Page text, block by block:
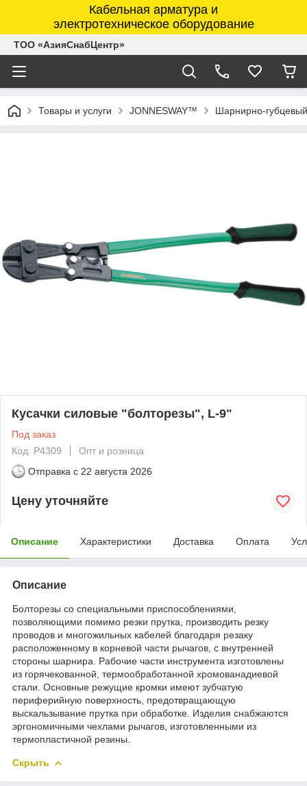
Кабельная арматура и
электротехническое оборудование
ТОО «АзияСнабЦентр»
Товары и услуги JONNESWAY™ Шарнирно-
Кусачки силовые "болторезы", L-9"
Под заказ
Код: P4309
Опт и розница
Отправка с 22 августа 2026
Цену уточняйте
Описание Характеристики Доставка Оплата
Описание
Болторезы со специальными приспособлениями,
позволяющими помимо резки прутка, производить резку
проводов и многожильных кабелей благодаря резаку
расположенному в корневой части рычагов, с внутренней
стороны шарнира. Рабочие части инструмента изготовлены
из горячекованной, термообработанной хромованадиевой
стали. Основные режущие кромки имеют зубчатую
периферийную поверхность, предотвращающую
выскальзывание прутка при обработке. Изделия снабжаются
эргономичными чехлами рычагов, изготовленными из
термопластичной резины.
Скрыть